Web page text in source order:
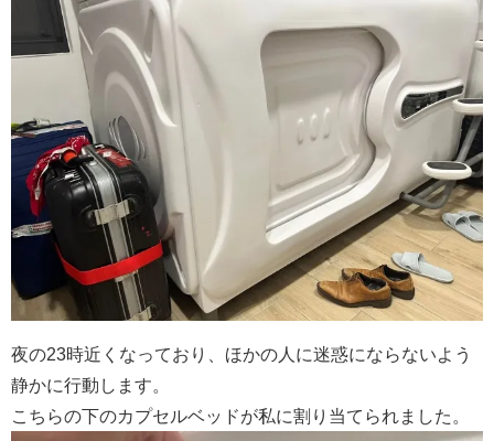
夜の23時近くなっており、ほかの人に迷惑にならないよう
静かに行動します。
こちらの下のカプセルベッドが私に割り当てられました。